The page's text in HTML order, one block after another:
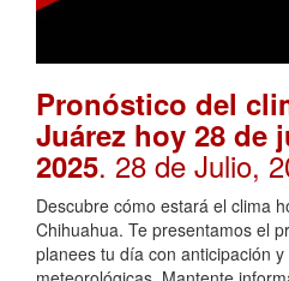
Pronóstico del
Juárez hoy 28 de
2025. 28 de Julio,
Descubre cómo estará el clima
Chihuahua. Te presentamos el
planees tu día con anticipación